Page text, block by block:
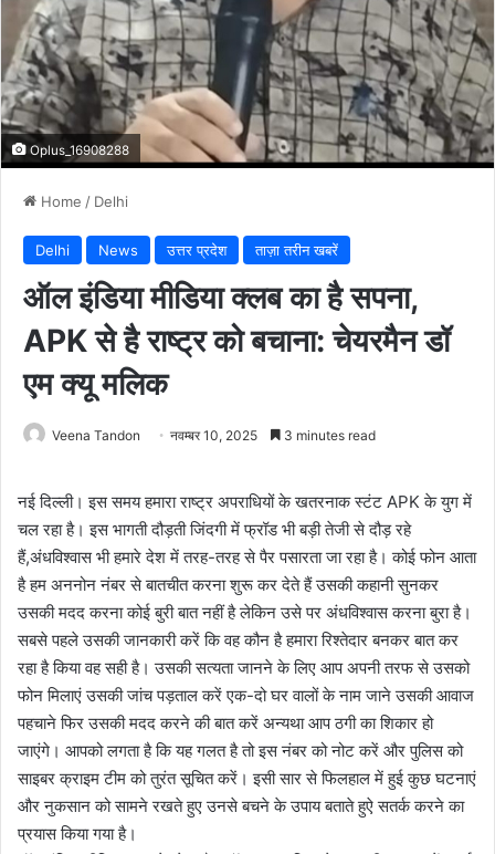
Oplus_16908288
Home / Delhi
Delhi News उत्तर प्रदेश ताज़ा तरीन खबरें
ऑल इंडिया मीडिया क्लब का है सपना,
APK से है राष्ट्र को बचाना: चेयरमैन डॉ
एम क्यू मलिक
Veena Tandon नवम्बर 10, 2025 3 minutes read
नई दिल्ली। इस समय हमारा राष्ट्र अपराधियों के खतरनाक स्टंट APK के युग में
चल रहा है। इस भागती दौड़ती जिंदगी में फ्रॉड भी बड़ी तेजी से दौड़ रहे
हैं,अंधविश्वास भी हमारे देश में तरह-तरह से पैर पसारता जा रहा है। कोई फोन आता
है हम अननोन नंबर से बातचीत करना शुरू कर देते हैं उसकी कहानी सुनकर
उसकी मदद करना कोई बुरी बात नहीं है लेकिन उसे पर अंधविश्वास करना बुरा है।
सबसे पहले उसकी जानकारी करें कि वह कौन है हमारा रिश्तेदार बनकर बात कर
रहा है किया वह सही है। उसकी सत्यता जानने के लिए आप अपनी तरफ से उसको
फोन मिलाएं उसकी जांच पड़ताल करें एक-दो घर वालों के नाम जाने उसकी आवाज
पहचाने फिर उसकी मदद करने की बात करें अन्यथा आप ठगी का शिकार हो
जाएंगे। आपको लगता है कि यह गलत है तो इस नंबर को नोट करें और पुलिस को
साइबर क्राइम टीम को तुरंत सूचित करें। इसी सार से फिलहाल में हुई कुछ घटनाएं
और नुकसान को सामने रखते हुए उनसे बचने के उपाय बताते हुऐ सतर्क करने का
प्रयास किया गया है।